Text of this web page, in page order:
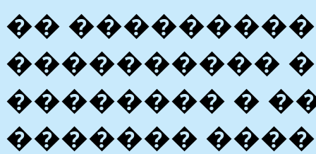
��
����������
�������� �
�������